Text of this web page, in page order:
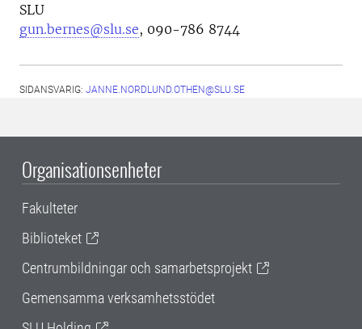
SLU
gun.bernes@slu.se, 090-786 8744
SIDANSVARIG: JANNE.NORDLUND.OTHEN@SLU.SE
Organisationsenheter
Fakulteter
Biblioteket
Centrumbildningar och samarbetsprojekt
Gemensamma verksamhetsstödet